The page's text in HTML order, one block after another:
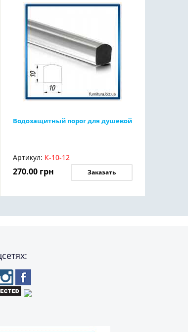
Водозащитный порог для душевой
Артикул: К-10-12
270.00 грн Заказать